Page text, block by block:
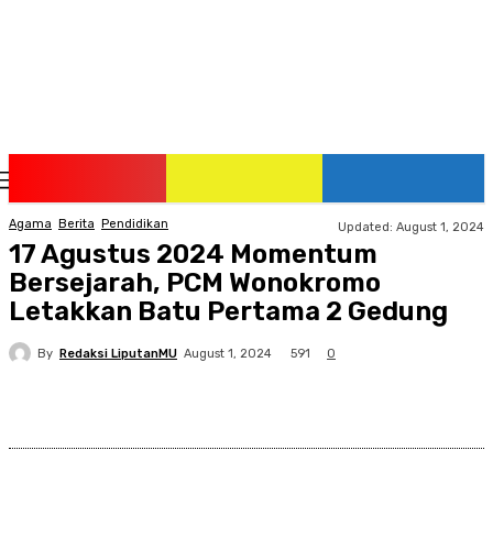
Agama Berita Pendidikan Updated: August 1, 2024
17 Agustus 2024 Momentum
Bersejarah, PCM Wonokromo
Letakkan Batu Pertama 2 Gedung
By Redaksi LiputanMU August 1, 2024 591 0